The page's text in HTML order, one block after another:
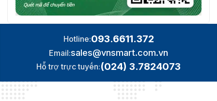
Hotline:093.6611.372
Email:sales@vnsmart.com.vn
Hỗ trợ trực tuyến:(024) 3.7824073